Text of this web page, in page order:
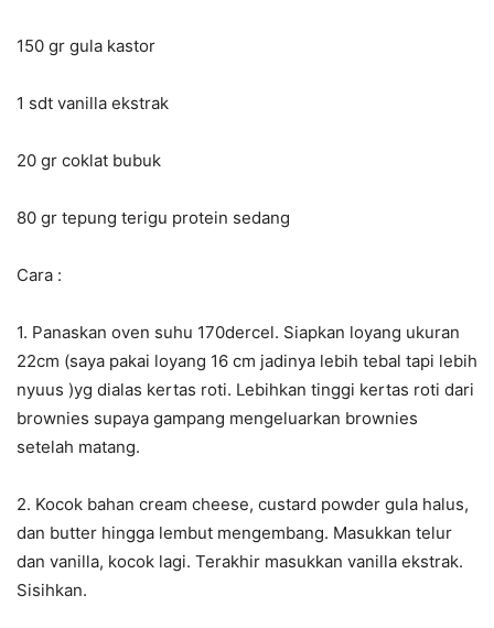
150 gr gula kastor
1 sdt vanilla ekstrak
20 gr coklat bubuk
80 gr tepung terigu protein sedang
Cara :
1. Panaskan oven suhu 170dercel. Siapkan loyang ukuran
22cm (saya pakai loyang 16 cm jadinya lebih tebal tapi lebih
nyuus )yg dialas kertas roti. Lebihkan tinggi kertas roti dari
brownies supaya gampang mengeluarkan brownies
setelah matang.
2. Kocok bahan cream cheese, custard powder gula halus,
dan butter hingga lembut mengembang. Masukkan telur
dan vanilla, kocok lagi. Terakhir masukkan vanilla ekstrak.
Sisihkan.